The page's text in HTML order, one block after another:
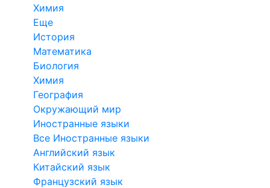
Химия
Еще
История
Математика
Биология
Химия
География
Окружающий мир
Иностранные языки
Все Иностранные языки
Английский язык
Китайский язык
Французский язык